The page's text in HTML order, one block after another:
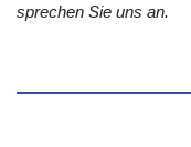
sprechen Sie uns an.